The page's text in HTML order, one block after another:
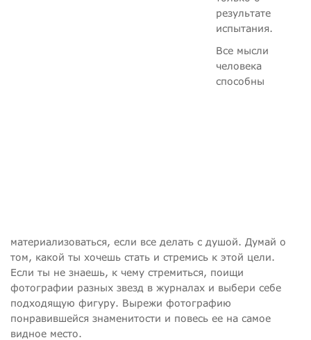
результате
испытания.
Все мысли
человека
способны
материализоваться, если все делать с душой. Думай о
том, какой ты хочешь стать и стремись к этой цели.
Если ты не знаешь, к чему стремиться, поищи
фотографии разных звезд в журналах и выбери себе
подходящую фигуру. Вырежи фотографию
понравившейся знаменитости и повесь ее на самое
видное место.